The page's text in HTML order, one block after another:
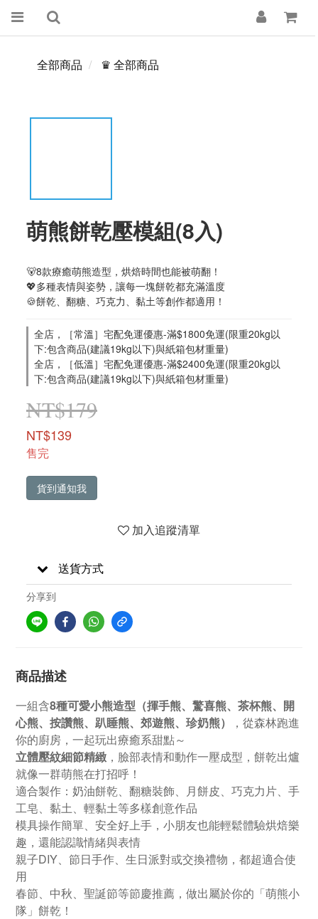
全部商品 ♛ 全部商品
萌熊餅乾壓模組(8入)
🐻8款療癒萌熊造型，烘焙時間也能被萌翻！
💖多種表情與姿勢，讓每一塊餅乾都充滿溫度
🍪餅乾、翻糖、巧克力、黏土等創作都適用！
全店，［常溫］宅配免運優惠-滿$1800免運(限重20kg以
下:包含商品(建議19kg以下)與紙箱包材重量)
全店，［低溫］宅配免運優惠-滿$2400免運(限重20kg以
下:包含商品(建議19kg以下)與紙箱包材重量)
NT$179
NT$139
售完
貨到通知我
加入追蹤清單
送貨方式
分享到
商品描述
一組含8種可愛小熊造型（揮手熊、驚喜熊、茶杯熊、開
心熊、按讚熊、趴睡熊、郊遊熊、珍奶熊）
，從森林跑進
你的廚房，一起玩出療癒系甜點～
立體壓紋細節精緻 ，臉部表情和動作一壓成型，餅乾出爐
就像一群萌熊在打招呼！
適合製作：奶油餅乾、翻糖裝飾、月餅皮、巧克力片、手
工皂、黏土、輕黏土等多樣創意作品
模具操作簡單、安全好上手，小朋友也能輕鬆體驗烘焙樂
趣，還能認識情緒與表情
親子DIY、節日手作、生日派對或交換禮物，都超適合使
用
春節、中秋、聖誕節等節慶推薦，做出屬於你的「萌熊小
隊」餅乾！